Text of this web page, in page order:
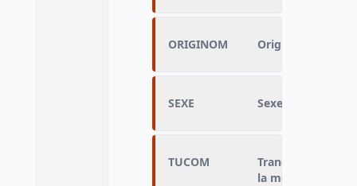
ORIGINOM Origine du nom
SEXE Sexe de l’enfant
TUCOM
Tranche de
la mère